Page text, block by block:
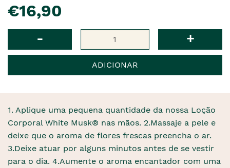
€16,90
- +
ADICIONAR
1. Aplique uma pequena quantidade da nossa Loção
Corporal White Musk® nas mãos. 2.Massaje a pele e
deixe que o aroma de flores frescas preencha o ar.
3.Deixe atuar por alguns minutos antes de se vestir
para o dia. 4.Aumente o aroma encantador com uma